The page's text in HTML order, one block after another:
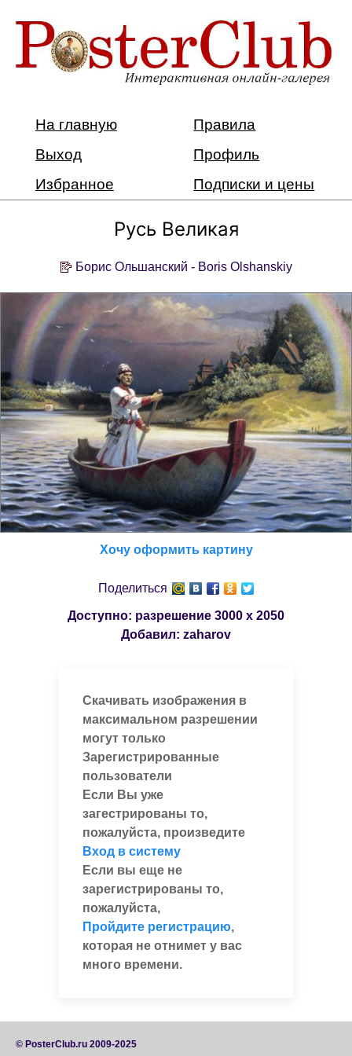
На главную
Правила
Выход
Профиль
Избранное
Подписки и цены
Русь Великая
Борис Ольшанский - Boris Olshanskiy
Хочу оформить картину
Поделиться
Доступно: разрешение 3000 x 2050
Добавил: zaharov
Скачивать изображения в
максимальном разрешении
могут только
Зарегистрированные
пользователи
Если Вы уже
загестрированы то,
пожалуйста, произведите
Вход в систему
Если вы еще не
зарегистрированы то,
пожалуйста,
Пройдите регистрацию,
которая не отнимет у вас
много времени.
© PosterClub.ru 2009-2025